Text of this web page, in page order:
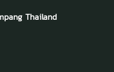
Thailand